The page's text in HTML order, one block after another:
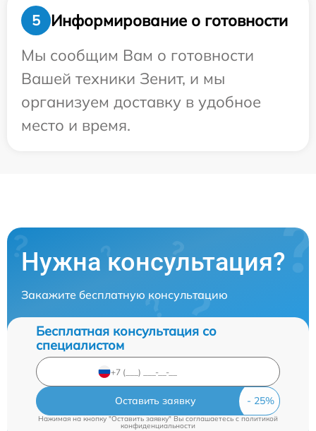
5
Информирование о готовности
Мы сообщим Вам о готовности
Вашей техники Зенит, и мы
организуем доставку в удобное
место и время.
Нужна консультация?
Закажите бесплатную консультацию
Бесплатная консультация со
специалистом
Оставить заявку
Нажимая на кнопку "Оставить заявку" Вы соглашаетесь cполитикой
конфиденциальности